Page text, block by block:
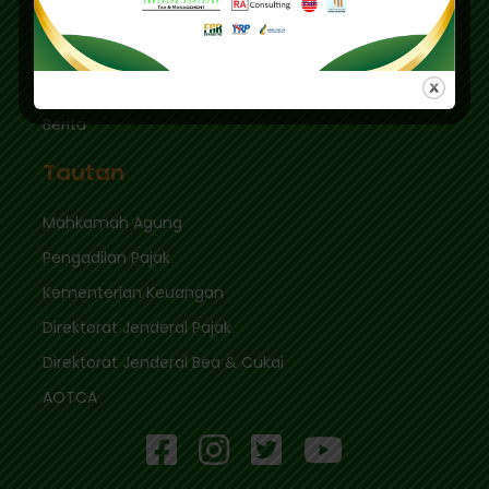
Tautan Cepat
Berita
Tautan
Mahkamah Agung
Pengadilan Pajak
Kementerian Keuangan
Direktorat Jenderal Pajak
Direktorat Jenderal Bea & Cukai
AOTCA